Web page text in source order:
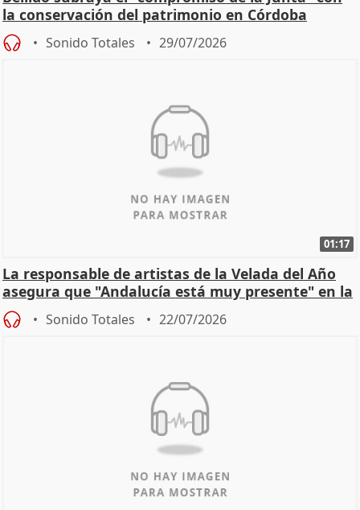
la conservación del patrimonio en Córdoba
Sonido Totales 29/07/2026
01:17
La responsable de artistas de la Velada del Año
asegura que "Andalucía está muy presente" en la
cita
Sonido Totales 22/07/2026